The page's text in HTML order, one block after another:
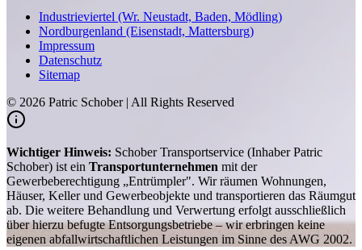
Industrieviertel (Wr. Neustadt, Baden, Mödling)
Nordburgenland (Eisenstadt, Mattersburg)
Impressum
Datenschutz
Sitemap
© 2026 Patric Schober | All Rights Reserved
Wichtiger Hinweis: Schober Transportservice (Inhaber Patric
Schober) ist ein Transportunternehmen mit der
Gewerbeberechtigung „Entrümpler". Wir räumen Wohnungen,
Häuser, Keller und Gewerbeobjekte und transportieren das Räumgut
ab. Die weitere Behandlung und Verwertung erfolgt ausschließlich
über hierzu befugte Entsorgungsbetriebe – wir erbringen keine
eigenen abfallwirtschaftlichen Leistungen im Sinne des AWG 2002.